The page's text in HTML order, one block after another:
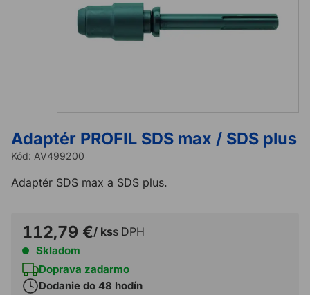
Adaptér PROFIL SDS max / SDS plus
Kód: AV499200
Adaptér SDS max a SDS plus.
112,79 €/ kss DPH
Skladom
Doprava zadarmo
Dodanie do 48 hodín